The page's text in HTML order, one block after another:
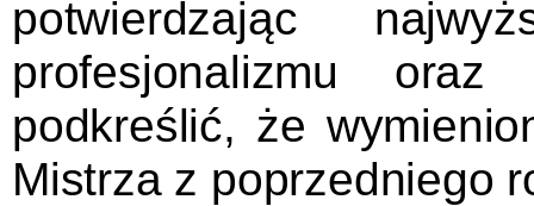
potwierdzając
profesjonalizmu
podkreślić, że
Mistrza z poprzedniego